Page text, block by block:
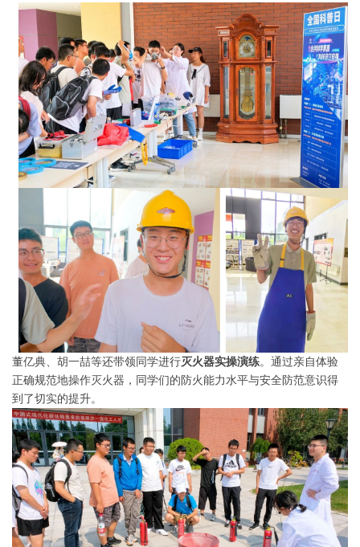
董亿典、胡一喆等还带领同学进行灭火器实操演练。通过亲自体验
正确规范地操作灭火器，同学们的防火能力水平与安全防范意识得
到了切实的提升。